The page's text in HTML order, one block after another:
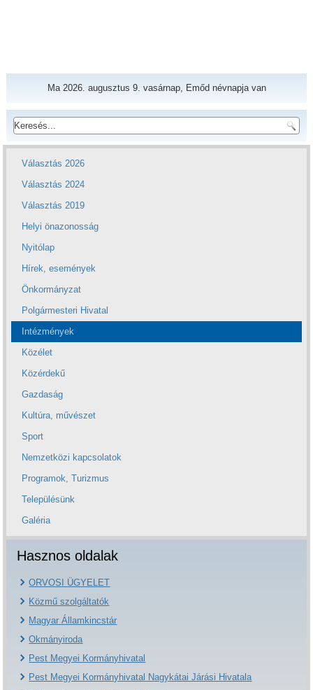
Ma 2026. augusztus 9. vasárnap, Emőd névnapja van
Választás 2026
Választás 2024
Választás 2019
Helyi önazonosság
Nyitólap
Hírek, események
Önkormányzat
Polgármesteri Hivatal
Intézmények
Közélet
Közérdekű
Gazdaság
Kultúra, művészet
Sport
Nemzetközi kapcsolatok
Programok, Turizmus
Településünk
Galéria
Hasznos oldalak
ORVOSI ÜGYELET
Közmű szolgáltatók
Magyar Államkincstár
Okmányiroda
Pest Megyei Kormányhivatal
Pest Megyei Kormányhivatal Nagykátai Járási Hivatala